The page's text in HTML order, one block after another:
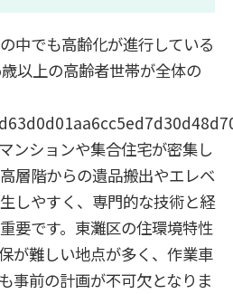
中でも高齢化が進行している
以上の高齢者世帯が全体の
ンションや集合住宅が密集し
層階からの遺品搬出やエレベ
しやすく、専門的な技術と経
要です。東灘区の住環境特性
が難しい地点が多く、作業車
事前の計画が不可欠となりま